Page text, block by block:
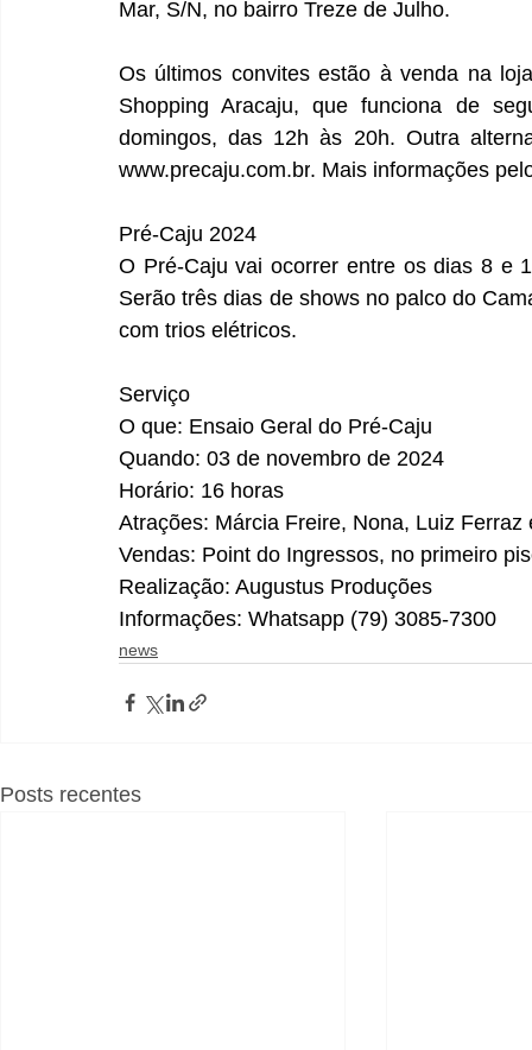
Mar, S/N, no bairro Treze de Julho.
Os últimos convites estão à venda na
Shopping Aracaju, que funciona de
domingos, das 12h às 20h. Outra
www.precaju.com.br. Mais informações
Pré-Caju 2024
O Pré-Caju vai ocorrer entre os dias 8 e
Serão três dias de shows no palco do
com trios elétricos.
Serviço
O que: Ensaio Geral do Pré-Caju
Quando: 03 de novembro de 2024
Horário: 16 horas
Atrações: Márcia Freire, Nona, Luiz
Vendas: Point do Ingressos, no primeiro
Realização: Augustus Produções
Informações: Whatsapp (79) 3085-7300
news
Posts recentes